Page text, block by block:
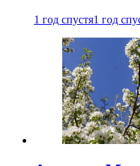
1 год спустя1 год